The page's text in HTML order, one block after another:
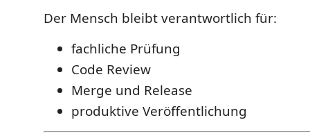
Der Mensch bleibt verantwortlich für:
fachliche Prüfung
Code Review
Merge und Release
produktive Veröffentlichung